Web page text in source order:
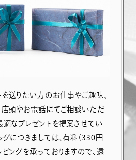
を送りたい方のお仕事やご趣味、
店頭やお電話にてご相談いただ
適なプレゼントを提案させてい
グにつきましては、有料（330円
ピングを承っておりますので、遠